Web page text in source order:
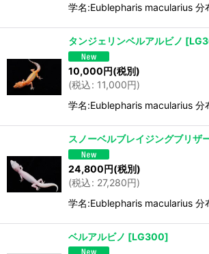
学名:Eublepharis macularius
タンジェリンベルアルビノ [
10,000円(税別)
(税込: 11,000円)
学名:Eublepharis macularius
スノーベルブレイジングブリザ
24,800円(税別)
(税込: 27,280円)
学名:Eublepharis macularius
ベルアルビノ [LG300]